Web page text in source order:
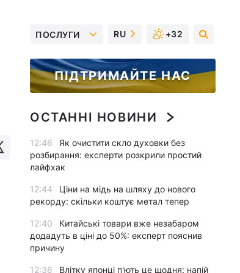
ПОСЛУГИ RU +32
ПІДТРИМАЙТЕ НАС
ОСТАННІ НОВИНИ
12:46
Як очистити скло духовки без
розбирання: експерти розкрили простий
лайфхак
12:44
Ціни на мідь на шляху до нового
рекорду: скільки коштує метал тепер
12:40
Китайські товари вже незабаром
додадуть в ціні до 50%: експерт пояснив
причину
12:36
Влітку японці п'ють це щодня: напій